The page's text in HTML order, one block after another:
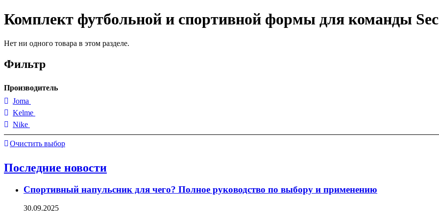
Комплект футбольной и спортивной формы для команды
Нет ни одного товара в этом разделе.
Фильтр
Производитель
Joma
Kelme
Nike
Очистить выбор
Последние новости
Спортивный напульсник для чего? Полное руководство по выбору и применению
30.09.2025